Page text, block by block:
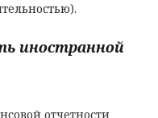
иностранной
отчетности